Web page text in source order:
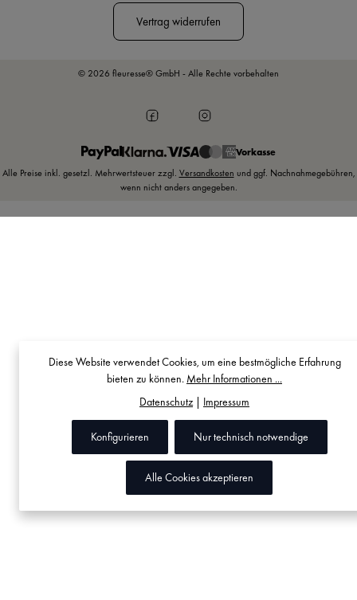
Vertrag widerrufen
© 2026 fleuresse® GmbH - Alle Rechte vorbehalten
Vorkasse
Alle Preise inkl. gesetzl. Mehrwertsteuer zzgl. Versandkosten und ggf. Nachnahmegebühren,
wenn nicht anders angegeben.
Diese Website verwendet Cookies, um eine bestmögliche Erfahrung
bieten zu können. Mehr Informationen ...
Datenschutz| Impressum
Nur technisch notwendige
Konfigurieren
Alle Cookies akzeptieren